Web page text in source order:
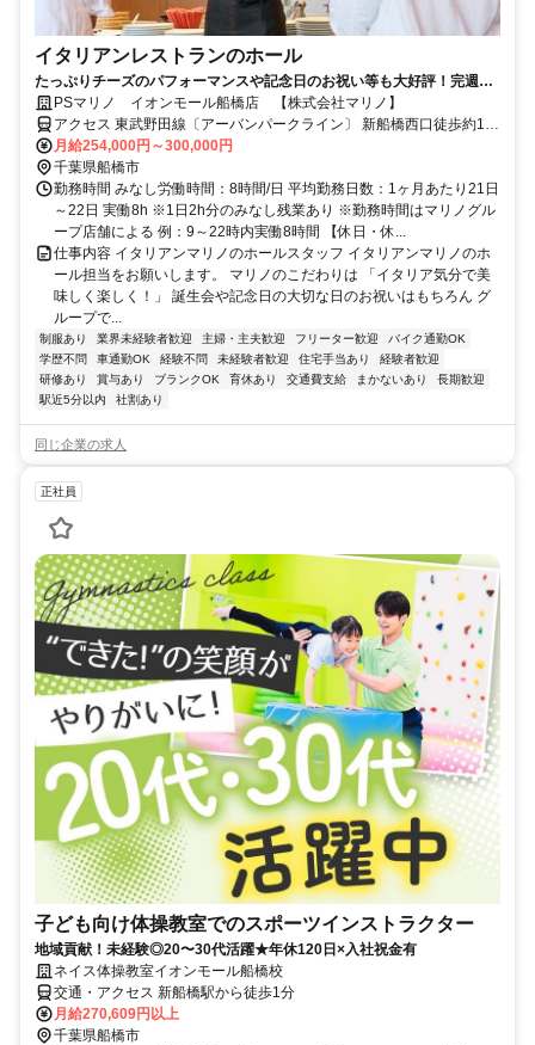
イタリアンレストランのホール
たっぷりチーズのパフォーマンスや記念日のお祝い等も大好評！完週休
2、5連休制度、賞与・退職金等充実！
PSマリノ イオンモール船橋店 【株式会社マリノ】
アクセス 東武野田線〔アーバンパークライン〕 新船橋西口徒歩約1
分、東葉高速線 東海神T4口徒歩約9分、京成本線 海神徒歩約16分
「新船橋駅」スグ ※車通勤可（店舗による）【受動喫煙防止措置】
敷地内禁煙 （喫煙所/勤務地により異なる）
月給254,000円～300,000円
千葉県船橋市
勤務時間 みなし労働時間：8時間/日 平均勤務日数：1ヶ月あたり21日
～22日 実働8h ※1日2h分のみなし残業あり ※勤務時間はマリノグル
ープ店舗による 例：9～22時内実働8時間 【休日・休...
仕事内容 イタリアンマリノのホールスタッフ イタリアンマリノのホ
ール担当をお願いします。 マリノのこだわりは 「イタリア気分で美
味しく楽しく！」 誕生会や記念日の大切な日のお祝いはもちろん グ
ループで...
制服あり 業界未経験者歓迎 主婦・主夫歓迎 フリーター歓迎
バイク通勤OK
学歴不問
車通勤OK 経験不問 未経験者歓迎 住宅手当あり
経験者歓迎
研修あり
賞与あり ブランクOK 育休あり 交通費支給 まかないあり
長期歓迎
駅近5分以内
社割あり
同じ企業の求人
正社員
子ども向け体操教室でのスポーツインストラクター
地域貢献！未経験◎20〜30代活躍★年休120日×入社祝金有
ネイス体操教室イオンモール船橋校
交通・アクセス 新船橋駅から徒歩1分
月給270,609円以上
千葉県船橋市